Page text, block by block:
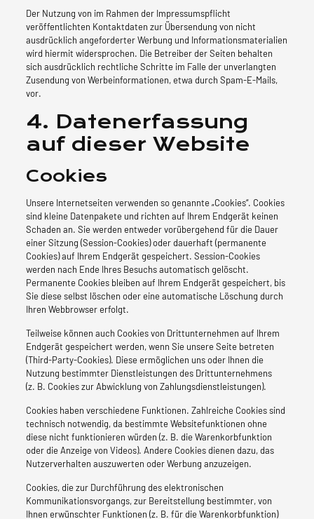
Der Nutzung von im Rahmen der Impressumspflicht
veröffentlichten Kontaktdaten zur Übersendung von nicht
ausdrücklich angeforderter Werbung und Informationsmaterialien
wird hiermit widersprochen. Die Betreiber der Seiten behalten
sich ausdrücklich rechtliche Schritte im Falle der unverlangten
Zusendung von Werbeinformationen, etwa durch Spam-E-Mails,
vor.
4. Datenerfassung
auf dieser Website
Cookies
Unsere Internetseiten verwenden so genannte „Cookies“. Cookies
sind kleine Datenpakete und richten auf Ihrem Endgerät keinen
Schaden an. Sie werden entweder vorübergehend für die Dauer
einer Sitzung (Session-Cookies) oder dauerhaft (permanente
Cookies) auf Ihrem Endgerät gespeichert. Session-Cookies
werden nach Ende Ihres Besuchs automatisch gelöscht.
Permanente Cookies bleiben auf Ihrem Endgerät gespeichert, bis
Sie diese selbst löschen oder eine automatische Löschung durch
Ihren Webbrowser erfolgt.
Teilweise können auch Cookies von Drittunternehmen auf Ihrem
Endgerät gespeichert werden, wenn Sie unsere Seite betreten
(Third-Party-Cookies). Diese ermöglichen uns oder Ihnen die
Nutzung bestimmter Dienstleistungen des Drittunternehmens
(z. B. Cookies zur Abwicklung von Zahlungsdienstleistungen).
Cookies haben verschiedene Funktionen. Zahlreiche Cookies sind
technisch notwendig, da bestimmte Websitefunktionen ohne
diese nicht funktionieren würden (z. B. die Warenkorbfunktion
oder die Anzeige von Videos). Andere Cookies dienen dazu, das
Nutzerverhalten auszuwerten oder Werbung anzuzeigen.
Cookies, die zur Durchführung des elektronischen
Kommunikationsvorgangs, zur Bereitstellung bestimmter, von
Ihnen erwünschter Funktionen (z. B. für die Warenkorbfunktion)